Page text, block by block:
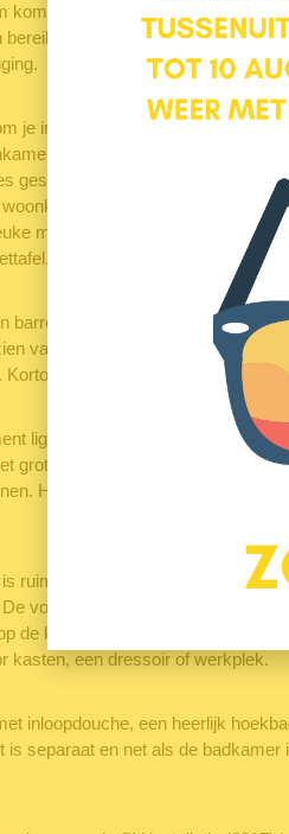
je het gebouw binnen. Het
met de lift of via de
je in de hal met toegang tot de
Over de gehele vloer ligt een
gestukt. Het appartement heeft
en een ruim
manier indelen en is er genoeg
barretje waar je gezellig even bij
van een mooie kookplaat met
van alle gemakken
ligt een mooie slaapkamer met
grote inbouwkast meet 13 m2. Een
Het balkon is 5 m2 en heeft zicht
ruim bemeten met ca 16 m2. Met
vorm van de slaapkamer is
de korte wand en door het breed
kasten, een dressoir of werkplek.
inloopdouche, een heerlijk
is separaat en net als de badkamer